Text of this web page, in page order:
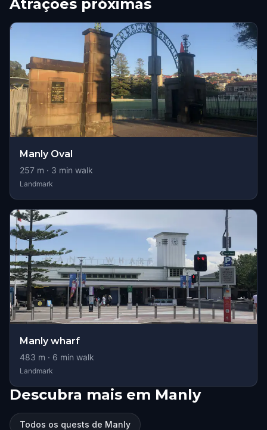
Atrações próximas
Manly Oval
257 m · 3 min walk
Landmark
Manly wharf
483 m · 6 min walk
Landmark
Descubra mais em Manly
Todos os quests de Manly